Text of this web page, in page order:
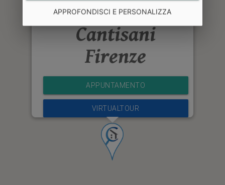
Immobiliare
Cantisani
Firenze
APPUNTAMENTO
VIRTUALTOUR
APPROFONDISCI E PERSONALIZZA